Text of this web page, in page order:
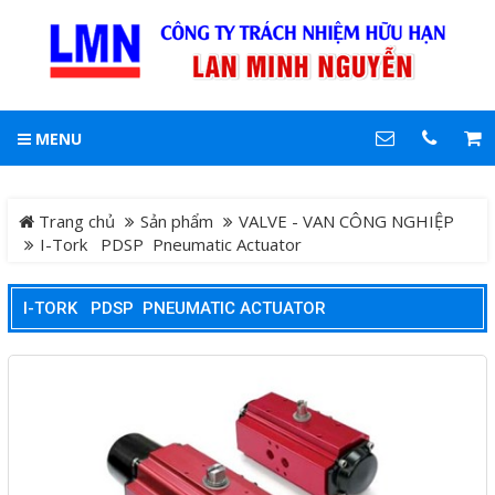
MENU
Trang chủ Sản phẩm
VALVE - VAN CÔNG NGHIỆP
I-Tork PDSP Pneumatic Actuator
I-TORK PDSP PNEUMATIC ACTUATOR
Trang chủ
Sản phẩm
FISHFINDER - MÁY DÒ TÌM
LIÊN HỆ
0903 861 389
Địa chỉ
102 Phan Đăng Lưu ,
HCM
Điện thoại
0903861389